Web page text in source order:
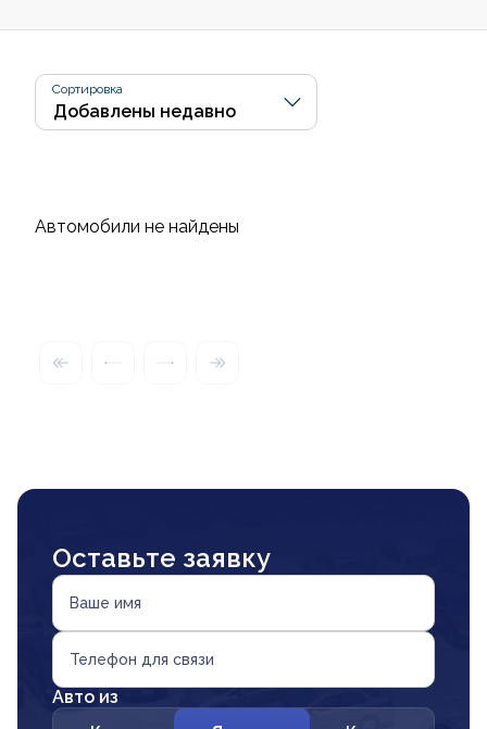
Сортировка
Автомобили не найдены
Оставьте заявку
Ваше имя
Телефон для связи
Авто из